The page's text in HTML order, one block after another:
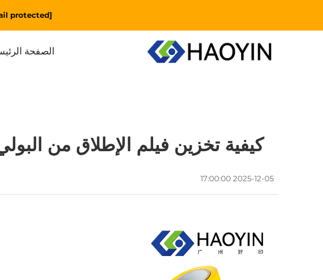
protected]
الصفحة
كيفية تخزين فيلم الإطلاق من
2025-12-05 17:00:00